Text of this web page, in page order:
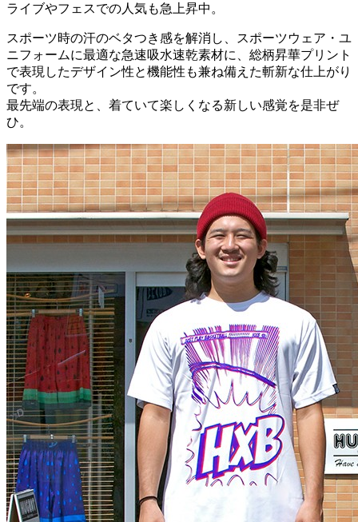
ライブやフェスでの人気も急上昇中。
スポーツ時の汗のベタつき感を解消し、スポーツウェア・ユ
ニフォームに最適な急速吸水速乾素材に、総柄昇華プリント
で表現したデザイン性と機能性も兼ね備えた斬新な仕上がり
です。
最先端の表現と、着ていて楽しくなる新しい感覚を是非ぜ
ひ。